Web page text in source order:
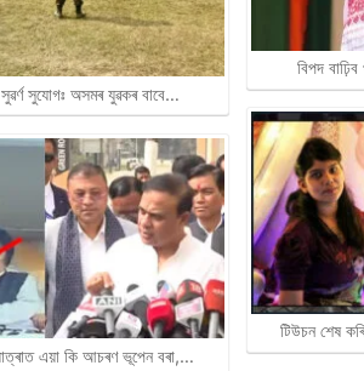
সুৱৰ্ণ সুযোগঃ অসমৰ যুৱকৰ বাবে…
এয়া কি আচৰণ ভূপেন বৰা,…
বিপদ
টিউচন শেষ